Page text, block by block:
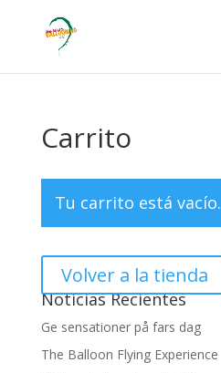
Carrito
Tu carrito está vacío.
Volver a la tienda
Noticias Recientes
Ge sensationer på fars dag
The Balloon Flying Experience